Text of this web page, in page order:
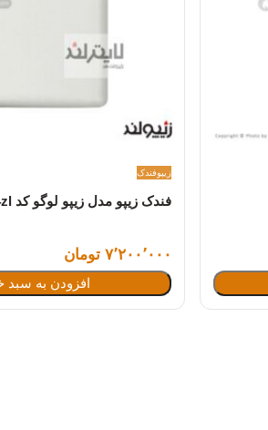
زیپوفندک
فندک زیپو مدل زیپو لوگو کد 214zl
۷٬۲۰۰٬۰۰۰ تومان
افزودن به سبد